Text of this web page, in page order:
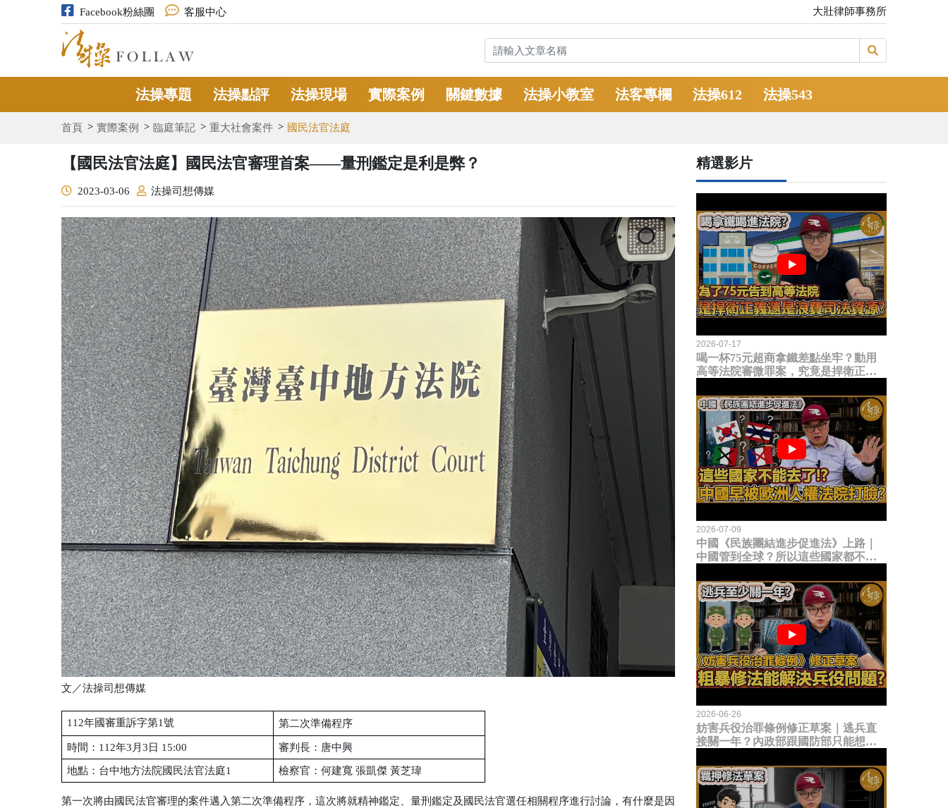
Facebook粉絲團 客服中心 大壯律師事務所
法操專題 法操點評 法操現場 實際案例 關鍵數據 法操小教室 法客專欄 法操612 法操543
首頁 實際案例 臨庭筆記 重大社會案件 國民法官法庭
【國民法官法庭】國民法官審理首案——量刑鑑定是利是弊？
2023-03-06 法操司想傳媒
文／法操司想傳媒
112年國審重訴字第1號 第二次準備程序
時間：112年3月3日 15:00 審判長：唐中興
地點：台中地方法院國民法官法庭1 檢察官：何建寬 張凱傑 黃芝瑋
第一次將由國民法官審理的案件邁入第二次準備程序，這次將就精神鑑定、量刑鑑定及國民法官選任相關程序進行討論，有什麼是因
精選影片
2026-07-17
喝一杯75元超商拿鐵差點坐牢？動用
高等法院審微罪案，究竟是捍衛正義
2026-07-09
中國《民族團結進步促進法》上路｜
中國管到全球？所以這些國家都不能
臉？
2026-06-26
妨害兵役治罪條例修正草案｜逃兵直
接關一年？內政部跟國防部只能想到
題？